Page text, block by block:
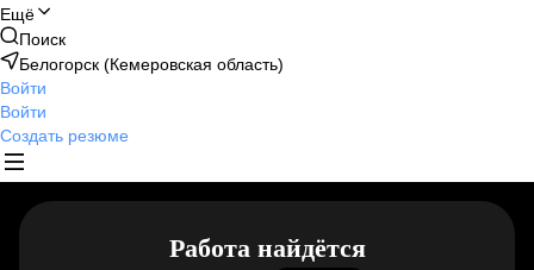
Ещё
Поиск
Белогорск (Кемеровская область)
Войти
Войти
Создать резюме
Работа найдётся